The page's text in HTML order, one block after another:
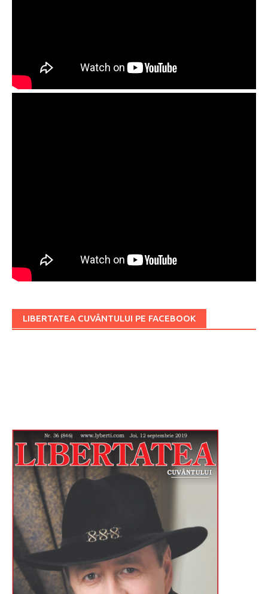
LIBERTATEA CUVÂNTULUI PE FACEBOOK